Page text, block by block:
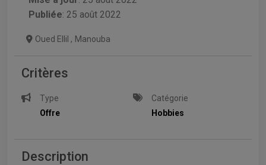
Publiée: 25 août 2022
Oued Ellil , Manouba
Critères
Type
Offre
Catégorie
Hobbies
Description